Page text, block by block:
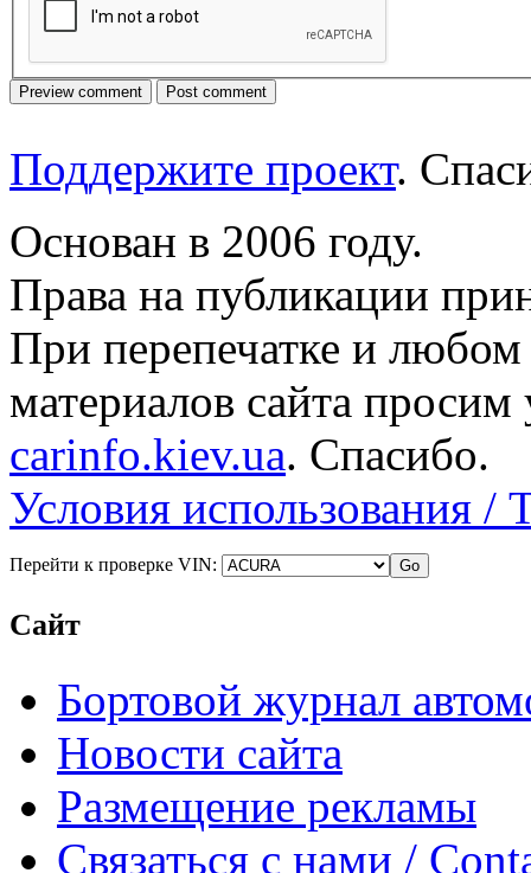
Поддержите проект.
Основан в 2006 году.
Права на публикации
При перепечатке и
материалов сайта просим
carinfo.kiev.ua. Спасибо.
Условия использования /
Перейти к проверке VIN:
Сайт
Бортовой журнал
Новости сайта
Размещение рекламы
Связаться с нами /